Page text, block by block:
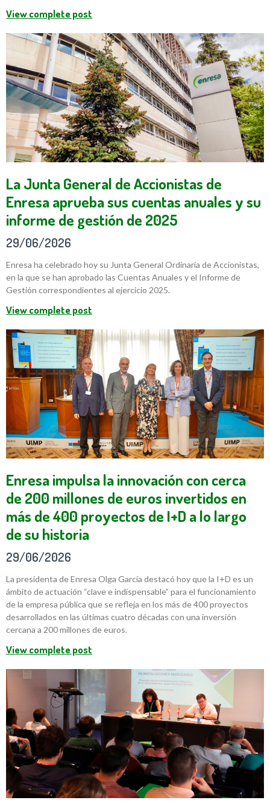
View complete post
La Junta General de Accionistas de
Enresa aprueba sus cuentas anuales y su
informe de gestión de 2025
29/06/2026
Enresa ha celebrado hoy su Junta General Ordinaria de Accionistas,
en la que se han aprobado las Cuentas Anuales y el Informe de
Gestión correspondientes al ejercicio 2025.
View complete post
Enresa impulsa la innovación con cerca
de 200 millones de euros invertidos en
más de 400 proyectos de I+D a lo largo
de su historia
29/06/2026
La presidenta de Enresa Olga García destacó hoy que la I+D es un
ámbito de actuación “clave e indispensable” para el funcionamiento
de la empresa pública que se refleja en los más de 400 proyectos
desarrollados en las últimas cuatro décadas con una inversión
cercana a 200 millones de euros.
View complete post